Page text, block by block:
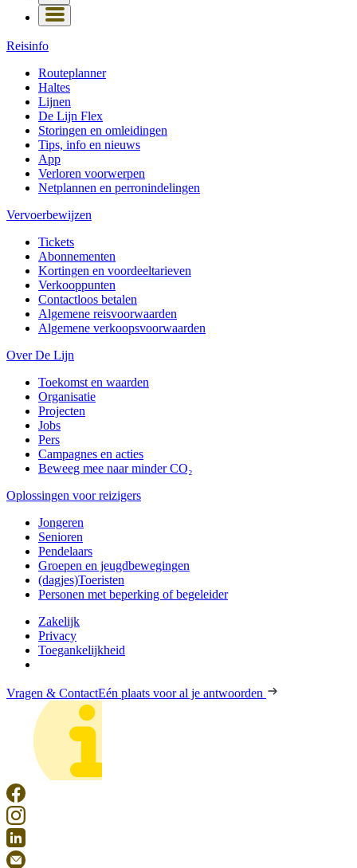
Reisinfo
Routeplanner
Haltes
Lijnen
De Lijn Flex
Storingen en omleidingen
Tips, info en nieuws
App
Verloren voorwerpen
Netplannen en perronindelingen
Vervoerbewijzen
Tickets
Abonnementen
Kortingen en voordeeltarieven
Verkooppunten
Contactloos betalen
Algemene reisvoorwaarden
Algemene verkoopsvoorwaarden
Over De Lijn
Toekomst en waarden
Organisatie
Projecten
Jobs
Pers
Campagnes en acties
Beweeg mee naar minder CO₂
Oplossingen voor reizigers
Jongeren
Senioren
Pendelaars
Groepen en jeugdbewegingen
(dagjes)Toeristen
Personen met beperking of begeleider
Zakelijk
Privacy
Toegankelijkheid
Vragen & ContactEén plaats voor al je antwoorden